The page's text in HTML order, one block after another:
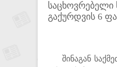
საცხოვრებელი
გაქურდვის 6
შინაგან